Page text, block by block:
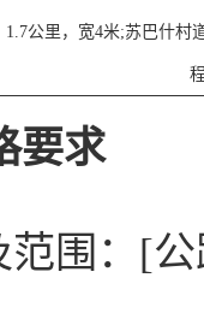
1.7公里，宽4米;苏巴什村
要求
围：[公